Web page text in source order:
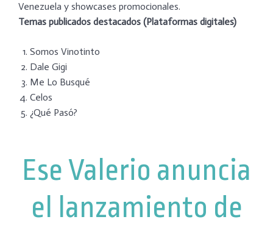
Venezuela y showcases promocionales.
Temas publicados destacados (Plataformas digitales)
Somos Vinotinto
Dale Gigi
Me Lo Busqué
Celos
¿Qué Pasó?
Ese Valerio anuncia
el lanzamiento de